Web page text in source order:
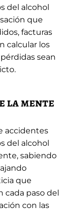
del alcohol
que
facturas
calcular los
sean
la mente
accidentes
del alcohol
sabiendo
que
cada paso del
con las